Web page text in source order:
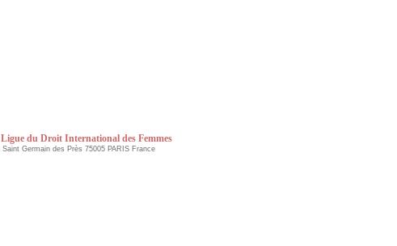
du Droit International des Femmes
Saint Germain des Près 75005 PARIS France